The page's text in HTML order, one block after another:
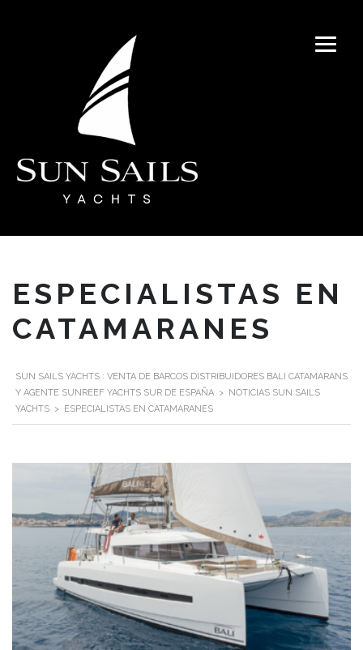
ESPECIALISTAS EN
CATAMARANES
SUN SAILS YACHTS : VENTA DE BARCOS DISTRIBUIDORES BALI CATAMARANS
Y AGENTE SUNREEF YACHTS SUR DE ESPAÑA >
NOTICIAS SUN SAILS
YACHTS > ESPECIALISTAS EN CATAMARANES